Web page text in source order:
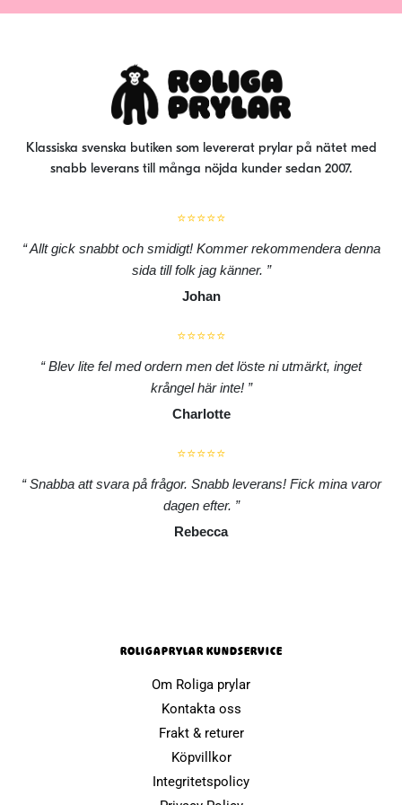
Klassiska svenska butiken som levererat prylar på nätet med
snabb leverans till många nöjda kunder sedan 2007.
⭐⭐⭐⭐⭐
Allt gick snabbt och smidigt! Kommer rekommendera denna
sida till folk jag känner.
Johan
⭐⭐⭐⭐⭐
Blev lite fel med ordern men det löste ni utmärkt, inget
krångel här inte!
Charlotte
⭐⭐⭐⭐⭐
Snabba att svara på frågor. Snabb leverans! Fick mina varor
dagen efter.
Rebecca
ROLIGAPRYLAR KUNDSERVICE
Om Roliga prylar
Kontakta oss
Frakt & returer
Köpvillkor
Integritetspolicy